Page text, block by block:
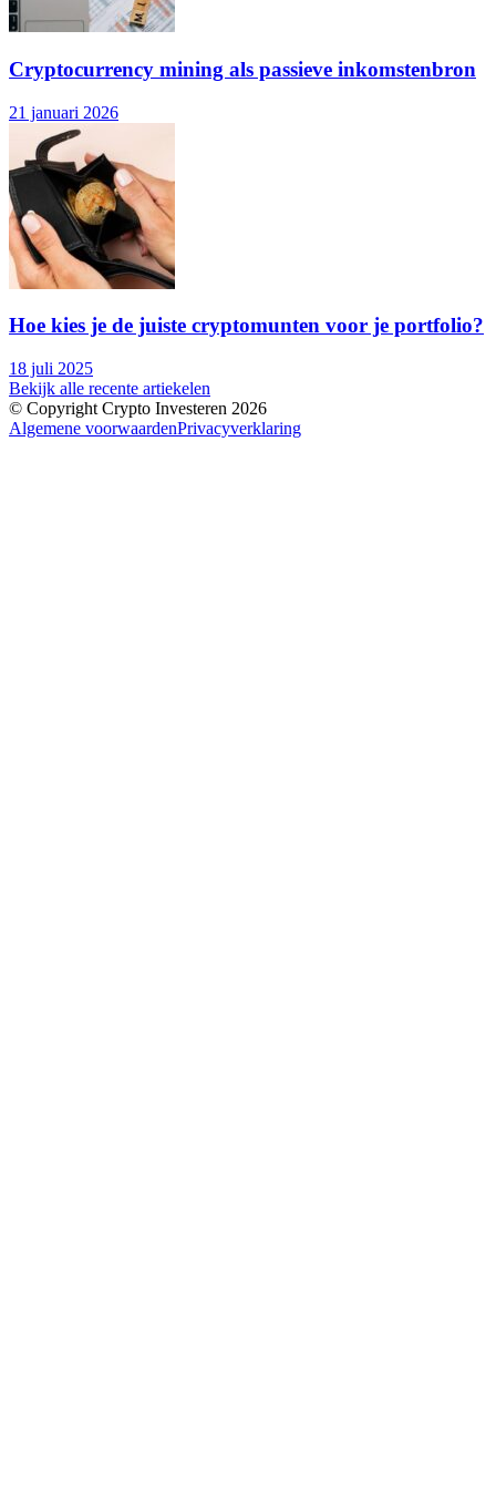
Cryptocurrency mining als passieve inkomstenbron
21 januari 2026
Hoe kies je de juiste cryptomunten voor je portfolio?
18 juli 2025
Bekijk alle recente artiekelen
© Copyright Crypto Investeren 2026
Algemene voorwaardenPrivacyverklaring